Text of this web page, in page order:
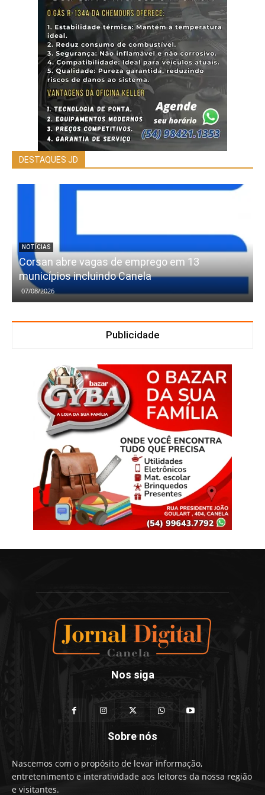
DESTAQUES JD
NOTÍCIAS
Corsan abre vagas de emprego em 13
municípios incluindo Canela
07/08/2026
Publicidade
Nos siga
Sobre nós
Nascemos com o propósito de levar informação,
entretenimento e interatividade aos leitores da nossa região
e visitantes.